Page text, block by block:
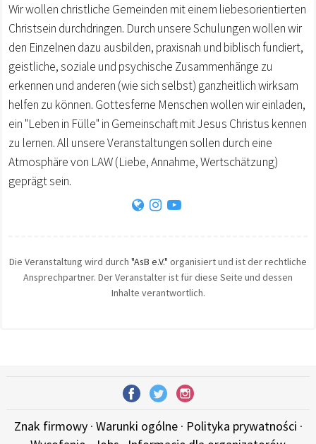
Wir wollen christliche Gemeinden mit einem liebesorientierten
Christsein durchdringen. Durch unsere Schulungen wollen wir
den Einzelnen dazu ausbilden, praxisnah und biblisch fundiert,
geistliche, soziale und psychische Zusammenhänge zu
erkennen und anderen (wie sich selbst) ganzheitlich wirksam
helfen zu können. Gottesferne Menschen wollen wir einladen,
ein "Leben in Fülle" in Gemeinschaft mit Jesus Christus kennen
zu lernen. All unsere Veranstaltungen sollen durch eine
Atmosphäre von LAW (Liebe, Annahme, Wertschätzung)
geprägt sein.
Die Veranstaltung wird durch "AsB e.V." organisiert und ist der rechtliche
Ansprechpartner. Der Veranstalter ist für diese Seite und dessen
Inhalte verantwortlich.
Znak firmowy· Warunki ogólne· Polityka prywatności ·